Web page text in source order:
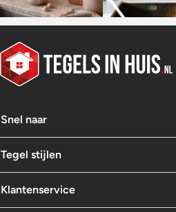
Snel naar
Tegel stijlen
Klantenservice